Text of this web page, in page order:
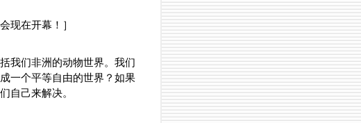
现在开幕！］
我们非洲的动物世界。我们
一个平等自由的世界？如果
自己来解决。